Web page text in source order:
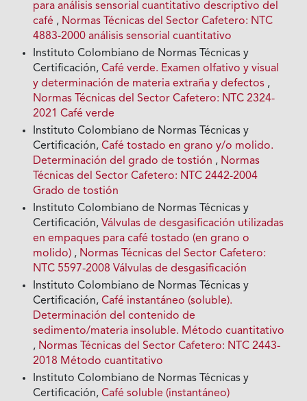
para análisis sensorial cuantitativo descriptivo del
café , Normas Técnicas del Sector Cafetero: NTC
4883-2000 análisis sensorial cuantitativo
Instituto Colombiano de Normas Técnicas y
Certificación,Café verde. Examen olfativo y visual
y determinación de materia extraña y defectos ,
Normas Técnicas del Sector Cafetero: NTC 2324-
2021 Café verde
Instituto Colombiano de Normas Técnicas y
Certificación,Café tostado en grano y/o molido.
Determinación del grado de tostión , Normas
Técnicas del Sector Cafetero: NTC 2442-2004
Grado de tostión
Instituto Colombiano de Normas Técnicas y
Certificación,Válvulas de desgasificación utilizadas
en empaques para café tostado (en grano o
molido) , Normas Técnicas del Sector Cafetero:
NTC 5597-2008 Válvulas de desgasificación
Instituto Colombiano de Normas Técnicas y
Certificación,Café instantáneo (soluble).
Determinación del contenido de
sedimento/materia insoluble. Método cuantitativo
, Normas Técnicas del Sector Cafetero: NTC 2443-
2018 Método cuantitativo
Instituto Colombiano de Normas Técnicas y
Certificación,Café soluble (instantáneo)